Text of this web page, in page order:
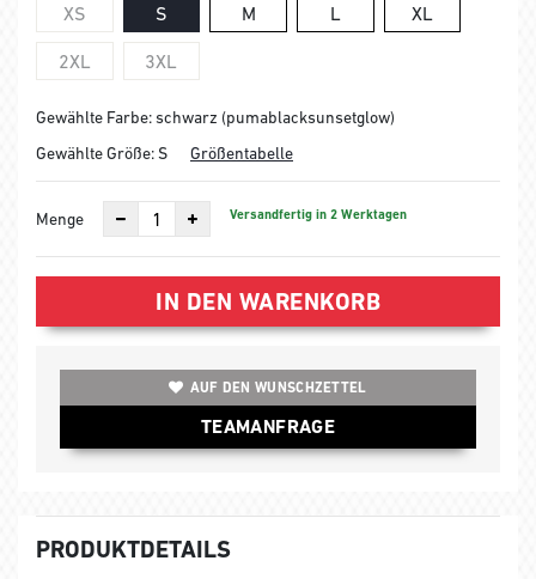
XS S M L XL
2XL 3XL
Gewählte Farbe: schwarz (pumablacksunsetglow)
Gewählte Größe:S Größentabelle
Menge Versandfertig in 2 Werktagen
IN DEN WARENKORB
AUF DEN WUNSCHZETTEL
TEAMANFRAGE
PRODUKTDETAILS